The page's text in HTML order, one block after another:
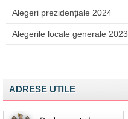
Alegeri prezidențiale 2024
Alegerile locale generale 2023
ADRESE UTILE